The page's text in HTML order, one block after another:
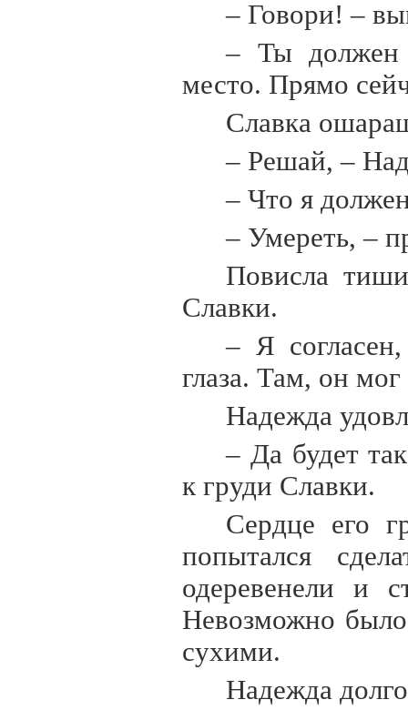
– Говори! –
– Ты должен
место. Прямо
Славка
– Решай, –
– Что я
– Умереть, –
Повисла
Славки.
– Я
глаза. Там, он
Надежда
– Да будет
к груди Славки.
Сердце его
попытался
одеревенели и
Невозможно было
сухими.
Надежда